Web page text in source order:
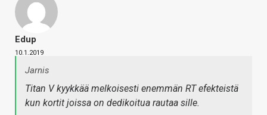
Edup
10.1.2019
Jarnis
Titan V kyykkää melkoisesti enemmän RT efekteistä
kun kortit joissa on dedikoitua rautaa sille.